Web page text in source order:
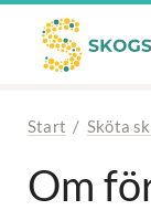
Start / Sköta
Om